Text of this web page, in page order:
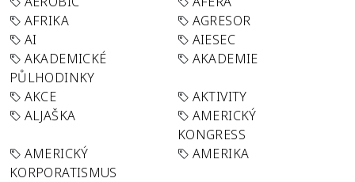
AFRIKA
AGRESOR
AI
AIESEC
AKADEMICKÉ
PŮLHODINKY
AKADEMIE
AKCE
AKTIVITY
ALJAŠKA
AMERICKÝ
KONGRESS
AMERICKÝ
KORPORATISMUS
AMERIKA